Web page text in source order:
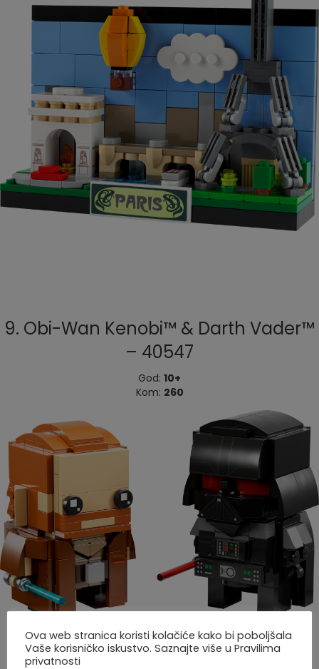
9. Obi-Wan Kenobi™ & Darth Vader™
– 40547
God: 10+
Kom: 260
Ova web stranica koristi kolačiće kako bi poboljšala
Vaše korisničko iskustvo. Saznajte više u Pravilima
privatnosti